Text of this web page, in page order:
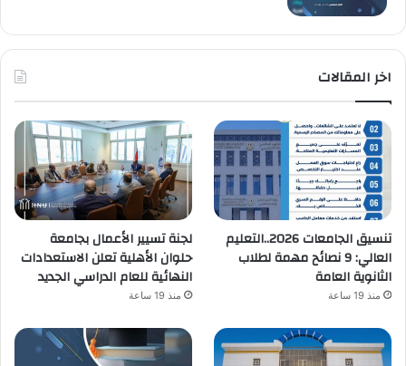
اخر المقالات
تنسيق الجامعات 2026..التعليم
العالي: 9 نصائح مهمة لطلاب
الثانوية العامة
منذ 19 ساعة
لجنة تسيير الأعمال بجامعة
حلوان الأهلية تعلن الاستعدادات
النهائية للعام الدراسي الجديد
منذ 19 ساعة